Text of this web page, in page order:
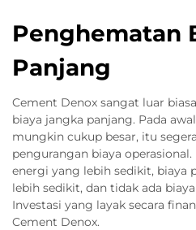
Penghematan
Panjang
Cement Denox sangat luar
biaya jangka panjang. Pada
mungkin cukup besar, itu
pengurangan biaya
energi yang lebih sedikit, biaya
lebih sedikit, dan tidak ada
Investasi yang layak secara
Cement Denox.